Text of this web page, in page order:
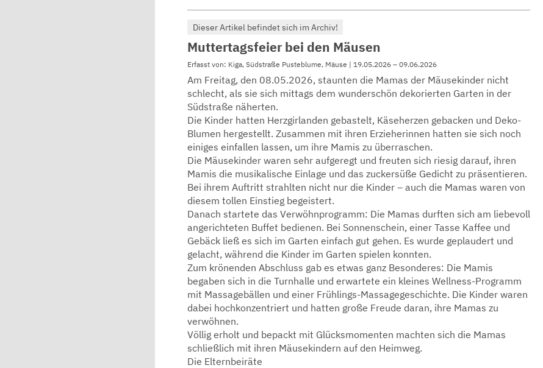
Dieser Artikel befindet sich im Archiv!
Muttertagsfeier bei den Mäusen
Erfasst von: Kiga, Südstraße Pusteblume, Mäuse | 19.05.2026 – 09.06.2026
Am Freitag, den 08.05.2026, staunten die Mamas der Mäusekinder nicht
schlecht, als sie sich mittags dem wunderschön dekorierten Garten in der
Südstraße näherten.
Die Kinder hatten Herzgirlanden gebastelt, Käseherzen gebacken und Deko-
Blumen hergestellt. Zusammen mit ihren Erzieherinnen hatten sie sich noch
einiges einfallen lassen, um ihre Mamis zu überraschen.
Die Mäusekinder waren sehr aufgeregt und freuten sich riesig darauf, ihren
Mamis die musikalische Einlage und das zuckersüße Gedicht zu präsentieren.
Bei ihrem Auftritt strahlten nicht nur die Kinder – auch die Mamas waren von
diesem tollen Einstieg begeistert.
Danach startete das Verwöhnprogramm: Die Mamas durften sich am liebevoll
angerichteten Buffet bedienen. Bei Sonnenschein, einer Tasse Kaffee und
Gebäck ließ es sich im Garten einfach gut gehen. Es wurde geplaudert und
gelacht, während die Kinder im Garten spielen konnten.
Zum krönenden Abschluss gab es etwas ganz Besonderes: Die Mamis
begaben sich in die Turnhalle und erwartete ein kleines Wellness-Programm
mit Massagebällen und einer Frühlings-Massagegeschichte. Die Kinder waren
dabei hochkonzentriert und hatten große Freude daran, ihre Mamas zu
verwöhnen.
Völlig erholt und bepackt mit Glücksmomenten machten sich die Mamas
schließlich mit ihren Mäusekindern auf den Heimweg.
Die Elternbeiräte